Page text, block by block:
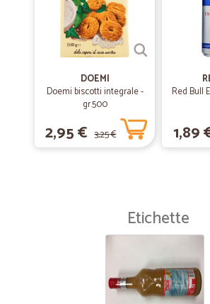
DOEMI
Doemi biscotti integrale -
gr.500
2,95 € 3,25 €
Red Bull
1,89
Etichette